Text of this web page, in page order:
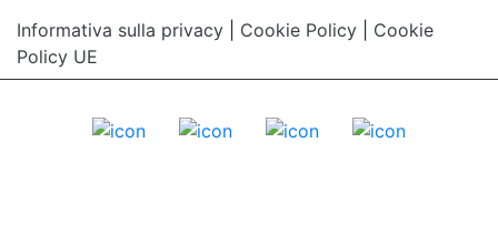
Informativa sulla privacy
Cookie Policy
Cookie
Policy UE